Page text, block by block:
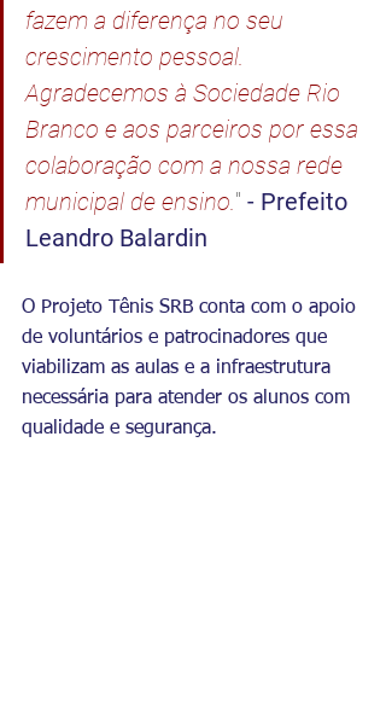
fazem a diferença no seu
crescimento pessoal.
Agradecemos à Sociedade Rio
Branco e aos parceiros por essa
colaboração com a nossa rede
municipal de ensino. " - Prefeito
Leandro Balardin
O Projeto Tênis SRB conta com o apoio
de voluntários e patrocinadores que
viabilizam as aulas e a infraestrutura
necessária para atender os alunos com
qualidade e segurança.